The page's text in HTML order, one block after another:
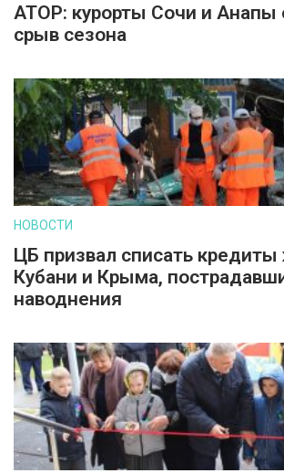
АТОР: курорты Сочи и Анапы
срыв сезона
НОВОСТИ
ЦБ призвал списать
Кубани и Крыма,
наводнения